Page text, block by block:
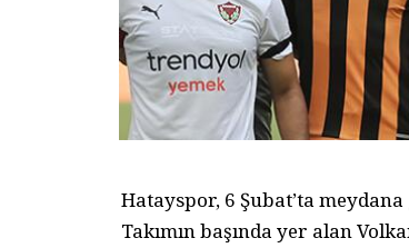
Hatayspor, 6 Şubat’ta
Takımın başında yer alan